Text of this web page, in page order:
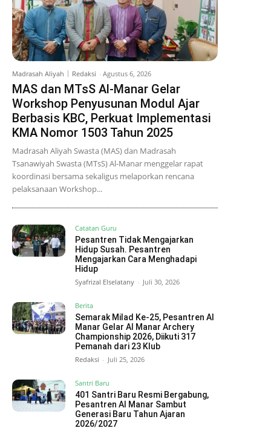
Madrasah Aliyah Redaksi - Agustus 6, 2026
MAS dan MTsS Al-Manar Gelar
Workshop Penyusunan Modul Ajar
Berbasis KBC, Perkuat Implementasi
KMA Nomor 1503 Tahun 2025
Madrasah Aliyah Swasta (MAS) dan Madrasah
Tsanawiyah Swasta (MTsS) Al-Manar menggelar rapat
koordinasi bersama sekaligus melaporkan rencana
pelaksanaan Workshop...
Catatan Guru
Pesantren Tidak Mengajarkan
Hidup Susah. Pesantren
Mengajarkan Cara Menghadapi
Hidup
Syafrizal Elselatany - Juli 30, 2026
Berita
Semarak Milad Ke-25, Pesantren Al
Manar Gelar Al Manar Archery
Championship 2026, Diikuti 317
Pemanah dari 23 Klub
Redaksi - Juli 25, 2026
Santri Baru
401 Santri Baru Resmi Bergabung,
Pesantren Al Manar Sambut
Generasi Baru Tahun Ajaran
2026/2027